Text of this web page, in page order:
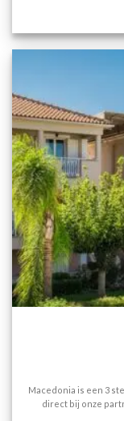
Macedonia is een 3
direct bij onze